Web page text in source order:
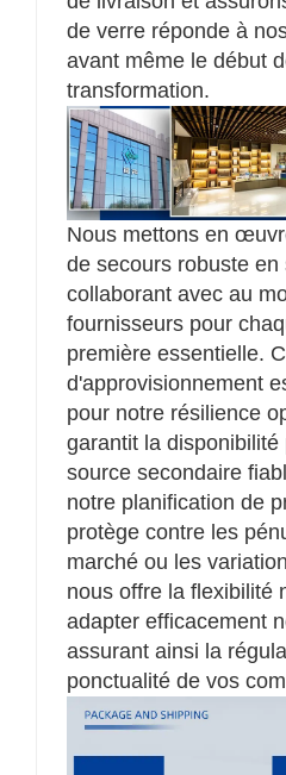
de verre réponde à
avant même le début
transformation.
Nous mettons en
de secours robuste
collaborant avec au
fournisseurs pour
première essentielle.
d'approvisionnement
pour notre résilience
garantit la
source secondaire
notre planification de
protège contre les
marché ou les
nous offre la flexibilité
adapter efficacement
assurant ainsi la
ponctualité de vos